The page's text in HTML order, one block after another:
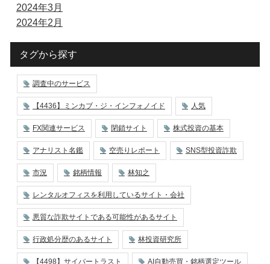
2024年3月
2024年2月
タグから探す
調査中のサービス
【4436】ミンカブ・ジ・インフォノイド 人気
FX関連サービス 閉鎖サイト 株式投資の基本
アナリスト名鑑 空売りレポート SNS型投資詐欺
市況 銘柄情報 林知之
レンタルオフィスを利用しているサイト・会社
悪質な詐欺サイトである可能性があるサイト
行政処分歴のあるサイト 林投資研究所
【4498】サイバートラスト AI自動売買・銘柄選定ツール